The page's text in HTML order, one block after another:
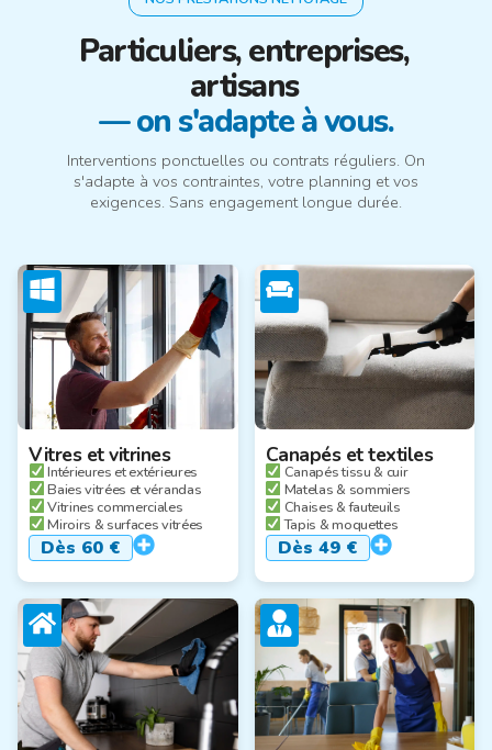
Particuliers, entreprises,
artisans
— on s'adapte à vous.
Interventions ponctuelles ou contrats réguliers. On
s'adapte à vos contraintes, votre planning et vos
exigences. Sans engagement longue durée.
Vitres et vitrines
Intérieures et extérieures
Baies vitrées et vérandas
Vitrines commerciales
Miroirs & surfaces vitrées
Dès 60 €
Canapés et textiles
Canapés tissu & cuir
Matelas & sommiers
Chaises & fauteuils
Tapis & moquettes
Dès 49 €